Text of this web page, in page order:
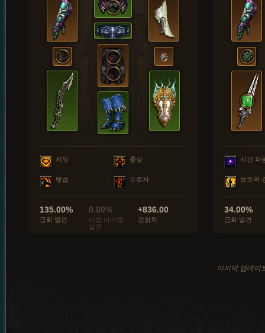
치유 충성
맹습 수호자
135.00%
금화 발견
0.00%
마법 아이템
발견
+836.00
경험치
시간 파
보호막
34.00%
금화 발견
마지막 업데이